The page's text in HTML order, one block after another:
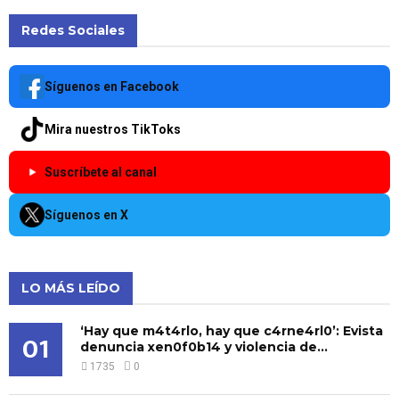
Redes Sociales
Síguenos en Facebook
Mira nuestros TikToks
Suscríbete al canal
Síguenos en X
LO MÁS LEÍDO
01
‘Hay que m4t4rlo, hay que c4rne4rl0’: Evista
denuncia xen0f0b14 y violencia de...
1735 0